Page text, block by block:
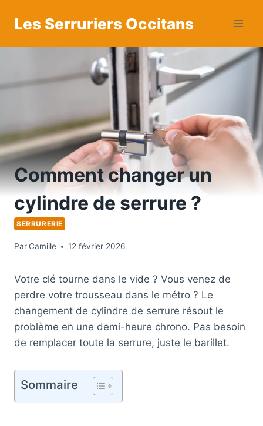
Les Serruriers Occitans
Comment changer un
cylindre de serrure ?
SERRURERIE
ParCamille 12 février 2026
Votre clé tourne dans le vide ? Vous venez de
perdre votre trousseau dans le métro ? Le
changement de cylindre de serrure résout le
problème en une demi-heure chrono. Pas besoin
de remplacer toute la serrure, juste le barillet.
Sommaire